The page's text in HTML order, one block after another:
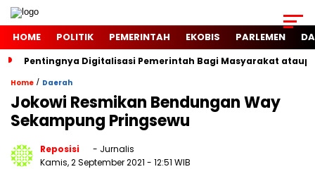
HOME POLITIK PEMERINTAH EKOBIS PARLEMEN
Pentingnya Digitalisasi Pemerintah Bagi Masyarakat
Home / Daerah
Jokowi Resmikan Bendungan Way
Sekampung Pringsewu
Reposisi
- Jurnalis
Kamis, 2 September 2021 - 12:51 WIB